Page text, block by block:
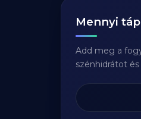
Mennyi
Add meg a
szénhidrátot és